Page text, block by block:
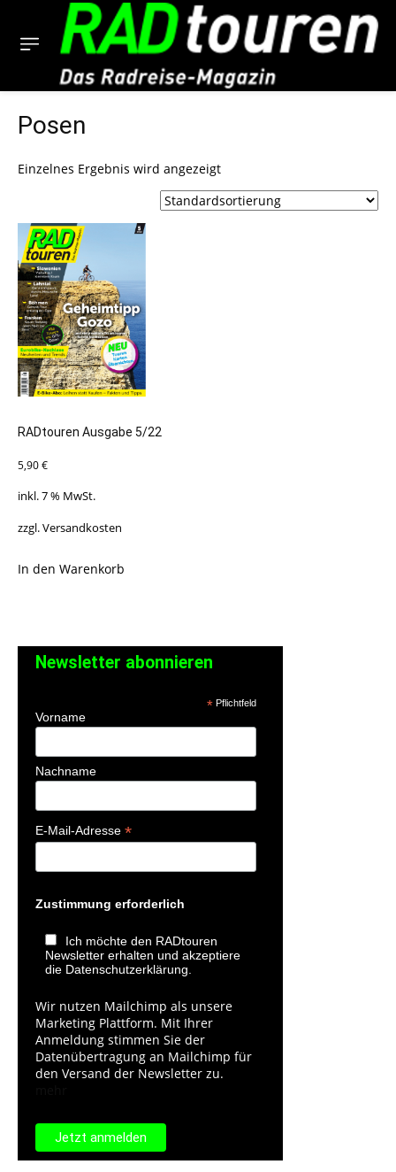
Posen
Einzelnes Ergebnis wird angezeigt
RADtouren Ausgabe 5/22
5,90€
inkl. 7 % MwSt.
zzgl.Versandkosten
In den Warenkorb
Newsletter abonnieren
*Pflichtfeld
Vorname
Nachname
E-Mail-Adresse *
Zustimmung erforderlich
Ich möchte den RADtouren
Newsletter erhalten und akzeptiere
die Datenschutzerklärung.
Wir nutzen Mailchimp als unsere
Marketing Plattform. Mit Ihrer
Anmeldung stimmen Sie der
Datenübertragung an Mailchimp für
den Versand der Newsletter zu.